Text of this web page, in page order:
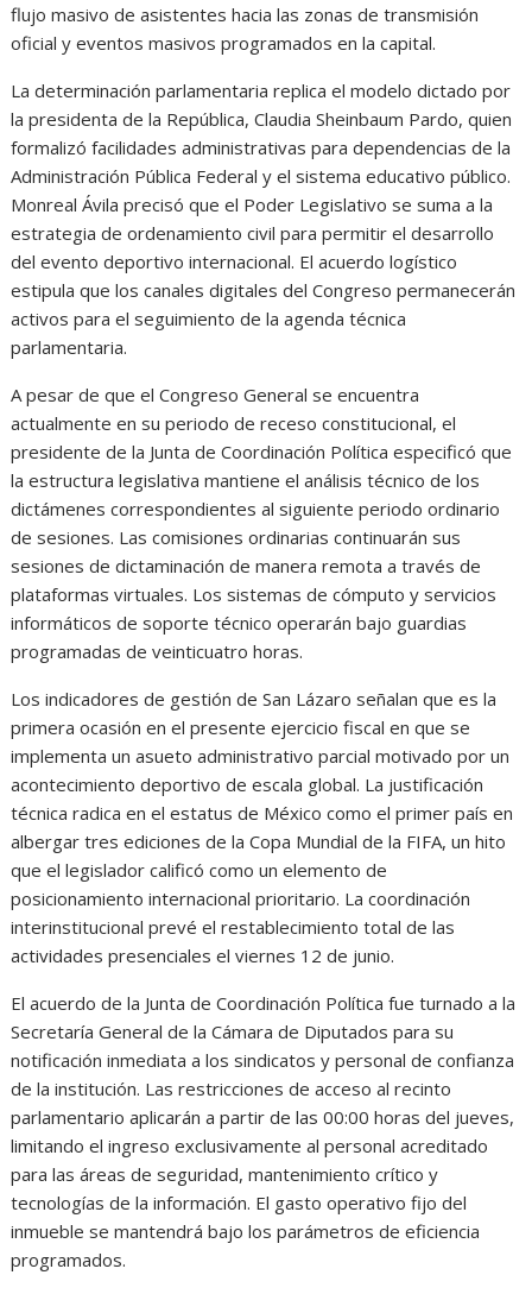
flujo masivo de asistentes hacia las zonas de transmisión
oficial y eventos masivos programados en la capital.
La determinación parlamentaria replica el modelo dictado por
la presidenta de la República, Claudia Sheinbaum Pardo, quien
formalizó facilidades administrativas para dependencias de la
Administración Pública Federal y el sistema educativo público.
Monreal Ávila precisó que el Poder Legislativo se suma a la
estrategia de ordenamiento civil para permitir el desarrollo
del evento deportivo internacional. El acuerdo logístico
estipula que los canales digitales del Congreso permanecerán
activos para el seguimiento de la agenda técnica
parlamentaria.
A pesar de que el Congreso General se encuentra
actualmente en su periodo de receso constitucional, el
presidente de la Junta de Coordinación Política especificó que
la estructura legislativa mantiene el análisis técnico de los
dictámenes correspondientes al siguiente periodo ordinario
de sesiones. Las comisiones ordinarias continuarán sus
sesiones de dictaminación de manera remota a través de
plataformas virtuales. Los sistemas de cómputo y servicios
informáticos de soporte técnico operarán bajo guardias
programadas de veinticuatro horas.
Los indicadores de gestión de San Lázaro señalan que es la
primera ocasión en el presente ejercicio fiscal en que se
implementa un asueto administrativo parcial motivado por un
acontecimiento deportivo de escala global. La justificación
técnica radica en el estatus de México como el primer país en
albergar tres ediciones de la Copa Mundial de la FIFA, un hito
que el legislador calificó como un elemento de
posicionamiento internacional prioritario. La coordinación
interinstitucional prevé el restablecimiento total de las
actividades presenciales el viernes 12 de junio.
El acuerdo de la Junta de Coordinación Política fue turnado a la
Secretaría General de la Cámara de Diputados para su
notificación inmediata a los sindicatos y personal de confianza
de la institución. Las restricciones de acceso al recinto
parlamentario aplicarán a partir de las 00:00 horas del jueves,
limitando el ingreso exclusivamente al personal acreditado
para las áreas de seguridad, mantenimiento crítico y
tecnologías de la información. El gasto operativo fijo del
inmueble se mantendrá bajo los parámetros de eficiencia
programados.